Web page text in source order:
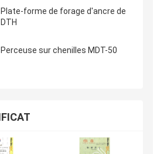
Plate-forme de forage d'ancre de
DTH
Perceuse sur chenilles MDT-50